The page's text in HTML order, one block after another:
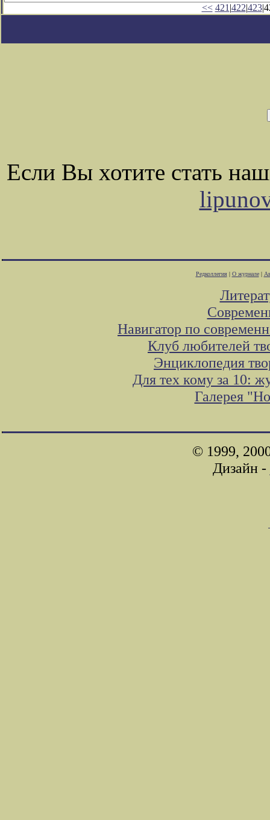
<< 421 |422|423
Если Вы хотите стать
Редколлегия| О журнале|
Навигатор по
Клуб любителей
Энциклопедия
Для тех кому за 10:
Галерея
© 1999,
Дизайн -